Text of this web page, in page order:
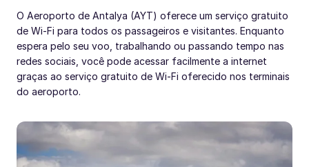
O Aeroporto de Antalya (AYT) oferece um serviço gratuito
de Wi-Fi para todos os passageiros e visitantes. Enquanto
espera pelo seu voo, trabalhando ou passando tempo nas
redes sociais, você pode acessar facilmente a internet
graças ao serviço gratuito de Wi-Fi oferecido nos terminais
do aeroporto.